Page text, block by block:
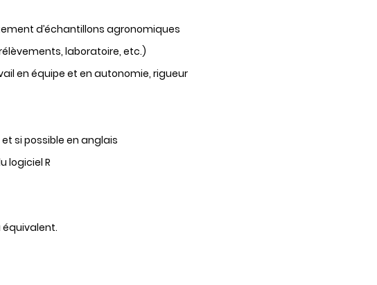
d’échantillons agronomiques
laboratoire, etc.)
en équipe et en autonomie, rigueur
si possible en anglais
logiciel R